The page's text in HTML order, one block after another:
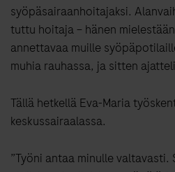
syöpäsairaanhoitajaksi.
tuttu hoitaja – hänen
annettavaa muille
muhia rauhassa, ja sitten
Tällä hetkellä Eva-Maria
keskussairaalassa.
”Työni antaa minulle valtavasti.